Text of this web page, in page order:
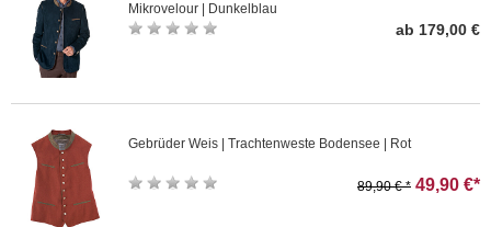
Mikrovelour | Dunkelblau
ab 179,00 €
Gebrüder Weis | Trachtenweste Bodensee | Rot
89,90 € * 49,90 €*